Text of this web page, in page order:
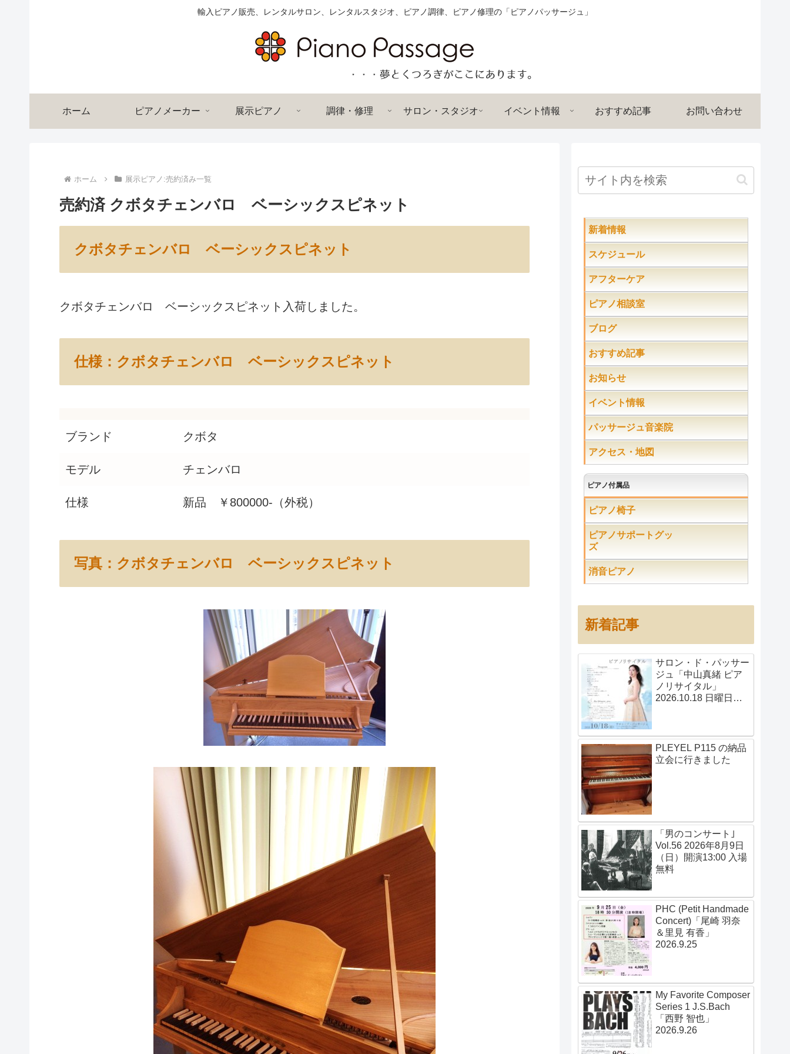
輸入ピアノ販売、レンタルサロン、レンタルスタジオ、ピアノ調律、ピアノ修理の「ピアノパッサージュ」
ホーム ピアノメーカー 展示ピアノ 調律・修理 サロン・スタジオ イベント情報 おすすめ記事 お問い合わせ
ホーム 展示ピアノ:売約済み一覧
売約済 クボタチェンバロ ベーシックスピネット
クボタチェンバロ ベーシックスピネット
クボタチェンバロ ベーシックスピネット入荷しました。
仕様：クボタチェンバロ ベーシックスピネット
ブランド クボタ
モデル チェンバロ
仕様 新品 ￥800000-（外税）
写真：クボタチェンバロ ベーシックスピネット
新着情報
スケジュール
アフターケア
ピアノ相談室
ブログ
おすすめ記事
お知らせ
イベント情報
パッサージュ音楽院
アクセス・地図
ピアノ付属品
ピアノ椅子
ピアノサポートグッ
ズ
消音ピアノ
新着記事
サロン・ド・パッサー
ジュ「中山真緒 ピア
ノリサイタル」
2026.10.18 日曜日
PLEYEL P115 の納品
立会に行きました
「男のコンサート｣
Vol.56 2026年8月9日
（日）開演13:00 入場
無料
PHC (Petit Handmade
Concert)「尾崎 羽奈
＆里見 有香」
2026.9.25
My Favorite Composer
Series 1 J.S.Bach
「西野 智也」
2026.9.26